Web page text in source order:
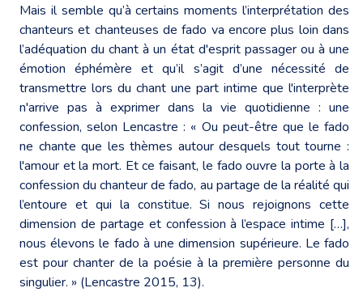
Mais il semble qu’à certains moments l’interprétation des
chanteurs et chanteuses de fado va encore plus loin dans
l’adéquation du chant à un état d'esprit passager ou à une
émotion éphémère et qu’il s’agit d’une nécessité de
transmettre lors du chant une part intime que l'interprète
n'arrive pas à exprimer dans la vie quotidienne : une
confession, selon Lencastre : « Ou peut-être que le fado
ne chante que les thèmes autour desquels tout tourne :
l'amour et la mort. Et ce faisant, le fado ouvre la porte à la
confession du chanteur de fado, au partage de la réalité qui
l’entoure et qui la constitue. Si nous rejoignons cette
dimension de partage et confession à l’espace intime […],
nous élevons le fado à une dimension supérieure. Le fado
est pour chanter de la poésie à la première personne du
singulier. » (Lencastre 2015, 13).